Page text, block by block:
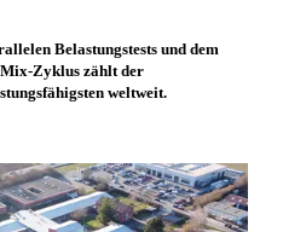
Belastungstests und dem
Zyklus zählt der
weltweit.